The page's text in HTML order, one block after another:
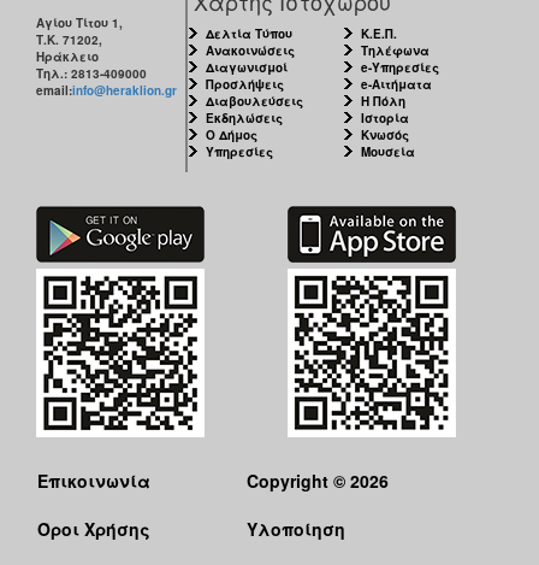
Αγίου Τίτου 1,
Τ.Κ. 71202,
Ηράκλειο
Τηλ.: 2813-409000
email:info@heraklion.gr
Δελτία Τύπου
Ανακοινώσεις
Διαγωνισμοί
Προσλήψεις
Διαβουλεύσεις
Εκδηλώσεις
Ο Δήμος
Υπηρεσίες
Κ.Ε.Π.
Τηλέφωνα
e-Υπηρεσίες
e-Αιτήματα
Η Πόλη
Ιστορία
Κνωσός
Μουσεία
Επικοινωνία
Όροι Χρήσης
Copyright © 2026
Υλοποίηση